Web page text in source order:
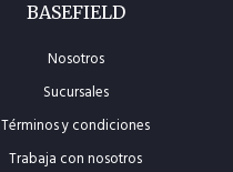
BASEFIELD
Nosotros
Sucursales
Términos y condiciones
Trabaja con nosotros